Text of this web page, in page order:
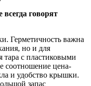
говорят
Герметичность важна
но и для
тара с пластиковыми
соотношение цена-
и удобство крышки.
запас